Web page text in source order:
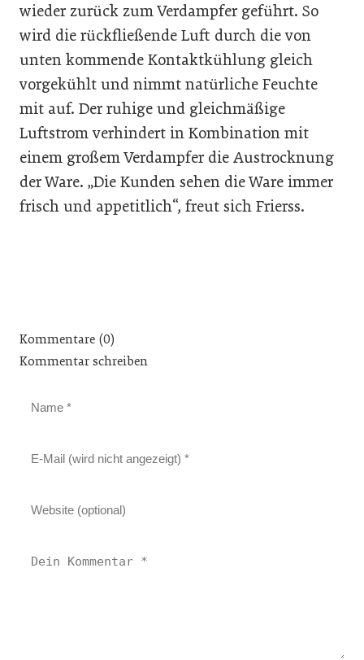
wieder zurück zum Verdampfer geführt. So
wird die rückfließende Luft durch die von
unten kommende Kontaktkühlung gleich
vorgekühlt und nimmt natürliche Feuchte
mit auf. Der ruhige und gleichmäßige
Luftstrom verhindert in Kombination mit
einem großem Verdampfer die Austrocknung
der Ware. „Die Kunden sehen die Ware immer
frisch und appetitlich“, freut sich Frierss.
Kommentare (0)
Kommentar schreiben